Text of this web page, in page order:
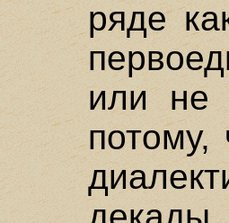
ряде
или не
потому,